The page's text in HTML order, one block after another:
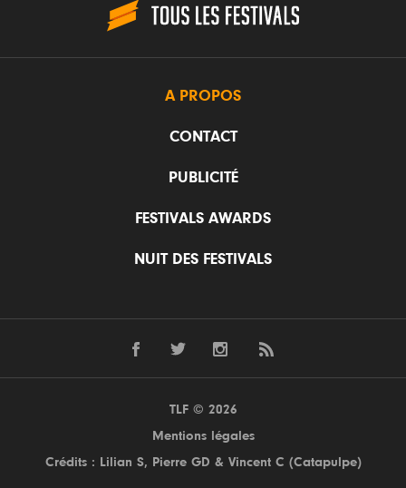
A PROPOS
CONTACT
PUBLICITÉ
FESTIVALS AWARDS
NUIT DES FESTIVALS
TLF © 2026
Mentions légales
Crédits : Lilian S, Pierre GD & Vincent C (Catapulpe)